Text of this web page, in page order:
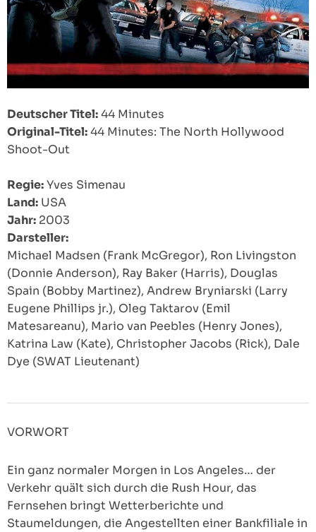
Deutscher Titel:44 Minutes
Original-Titel:44 Minutes: The North Hollywood
Shoot-Out
Regie:Yves Simenau
Land: USA
Jahr: 2003
Darsteller:
Michael Madsen (Frank McGregor), Ron Livingston
(Donnie Anderson), Ray Baker (Harris), Douglas
Spain (Bobby Martinez), Andrew Bryniarski (Larry
Eugene Phillips jr.), Oleg Taktarov (Emil
Matesareanu), Mario van Peebles (Henry Jones),
Katrina Law (Kate), Christopher Jacobs (Rick), Dale
Dye (SWAT Lieutenant)
VORWORT
Ein ganz normaler Morgen in Los Angeles… der
Verkehr quält sich durch die Rush Hour, das
Fernsehen bringt Wetterberichte und
Staumeldungen, die Angestellten einer Bankfiliale in